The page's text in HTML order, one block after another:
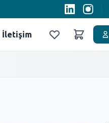
İletişim
FavorilerSepet